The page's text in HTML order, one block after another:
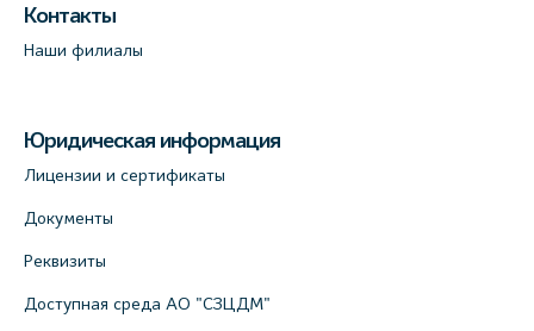
Контакты
Наши филиалы
Юридическая информация
Лицензии и сертификаты
Документы
Реквизиты
Доступная среда АО "СЗЦДМ"